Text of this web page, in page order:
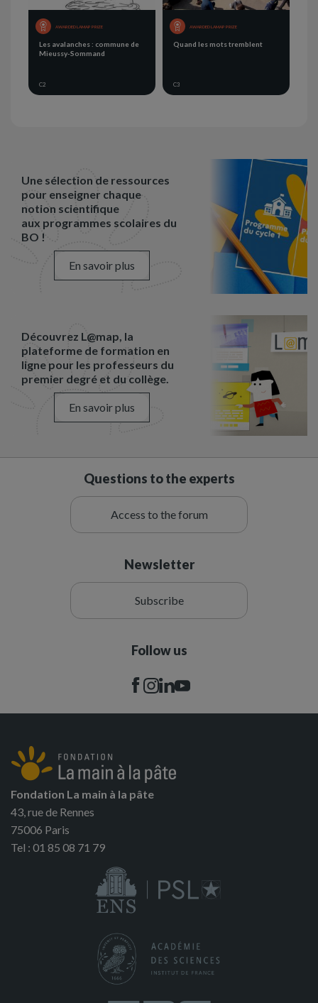
AWARDED LAMAP PRIZE
Les avalanches : commune de
Mieussy-Sommand
C2
AWARDED LAMAP PRIZE
Quand les mots tremblent
C3
Une sélection de ressources
pour enseigner chaque
notion scientifique
aux programmes scolaires du
BO !
En savoir plus
Découvrez L@map, la
plateforme de formation en
ligne pour les professeurs du
premier degré et du collège.
En savoir plus
Questions to the experts
Access to the forum
Newsletter
Subscribe
Follow us
Fondation La main à la pâte
43, rue de Rennes
75006 Paris
Tel : 01 85 08 71 79